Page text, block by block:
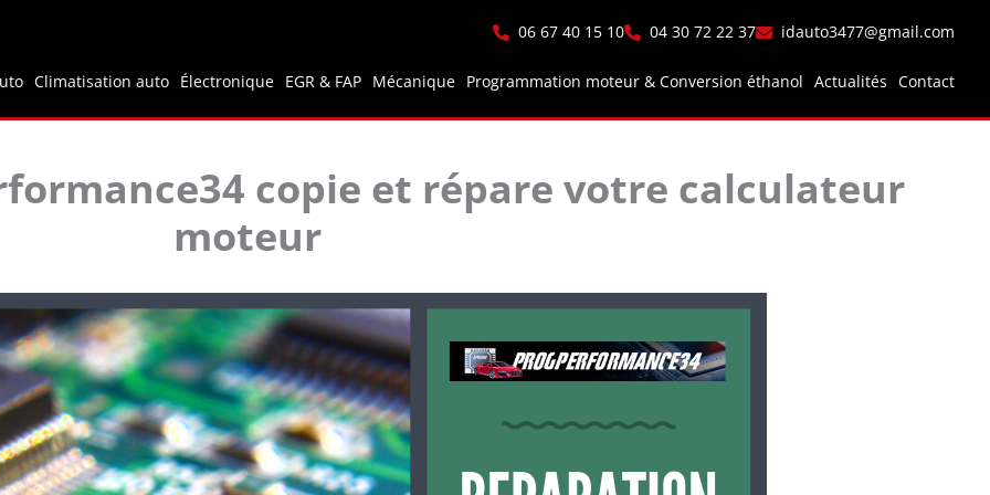
Climatisation auto Électronique EGR & FAP Mécanique Programmation moteur & Conversion éthanol Actualités Contact
06 67 40 15 10 04 30 72 22 37 idauto3477@gmail.com
copie et répare votre calculateur
moteur